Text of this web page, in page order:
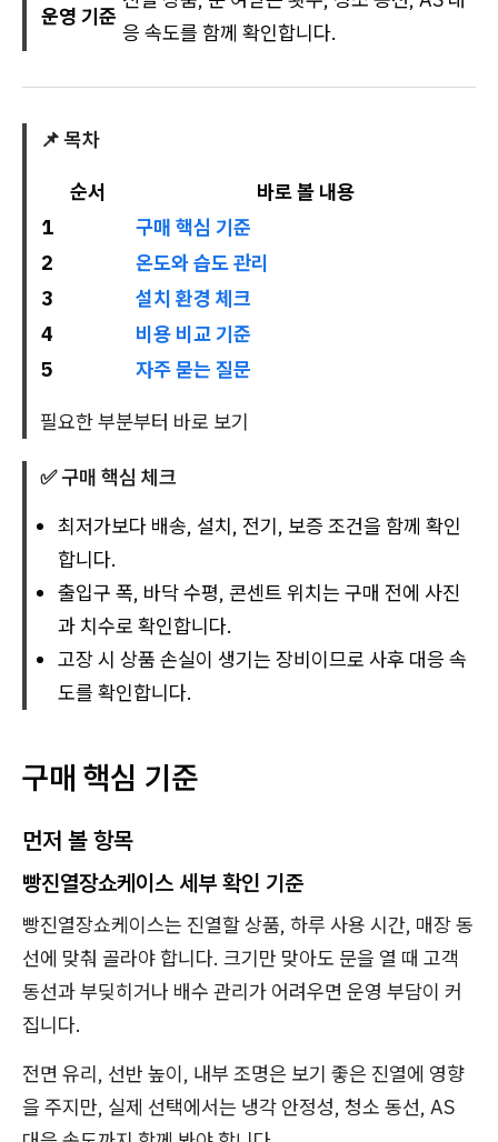
운영 기준
응 속도를 함께 확인합니다.
📌 목차
순서
바로 볼 내용
1
구매 핵심 기준
2
온도와 습도 관리
3
설치 환경 체크
4
비용 비교 기준
5
자주 묻는 질문
필요한 부분부터 바로 보기
✅ 구매 핵심 체크
최저가보다 배송, 설치, 전기, 보증 조건을 함께 확인
합니다.
출입구 폭, 바닥 수평, 콘센트 위치는 구매 전에 사진
과 치수로 확인합니다.
고장 시 상품 손실이 생기는 장비이므로 사후 대응 속
도를 확인합니다.
구매 핵심 기준
먼저 볼 항목
빵진열장쇼케이스 세부 확인 기준
빵진열장쇼케이스는 진열할 상품, 하루 사용 시간, 매장 동
선에 맞춰 골라야 합니다. 크기만 맞아도 문을 열 때 고객
동선과 부딪히거나 배수 관리가 어려우면 운영 부담이 커
집니다.
전면 유리, 선반 높이, 내부 조명은 보기 좋은 진열에 영향
을 주지만, 실제 선택에서는 냉각 안정성, 청소 동선, AS